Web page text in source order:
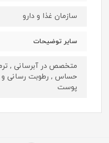
سازمان غذا و دارو
سایر توضیحات
متخصص در آبرسانی ,
حساس , رطوبت رسانی و
پوست